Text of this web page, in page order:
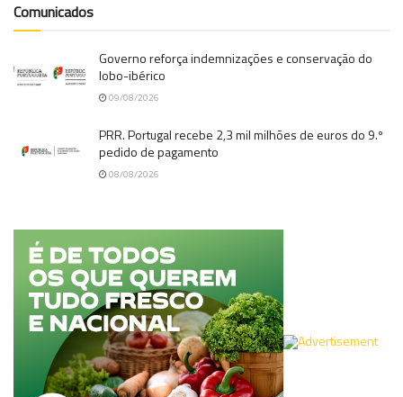
Comunicados
Governo reforça indemnizações e conservação do
lobo-ibérico
09/08/2026
PRR. Portugal recebe 2,3 mil milhões de euros do 9.º
pedido de pagamento
08/08/2026